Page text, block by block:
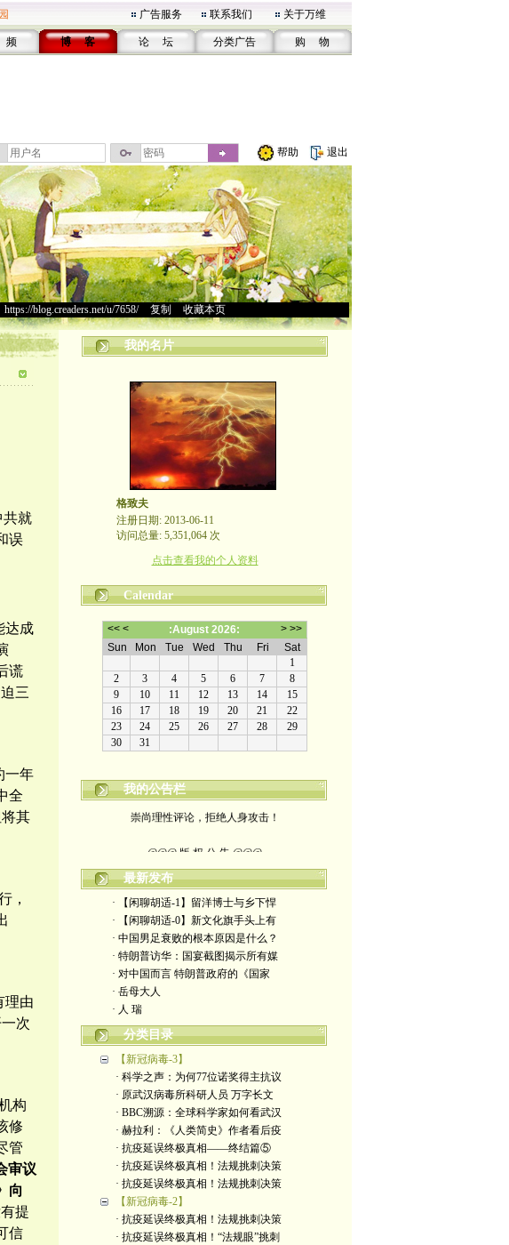
广告服务 联系我们 关于万维
博 客 论 坛 分类广告 购 物
帮助 退出
https://blog.creaders.net/u/7658/> 复制 收藏本页
共就
误
达成
谎
三
一年
全
其
，
理由
次
构
修
管
审议
向
提
信
我的名片
格致夫
注册日期: 2013-06-11
访问总量: 5,351,064 次
点击查看我的个人资料
Calendar
我的公告栏
本博客所发布文章，
除特别注明者外，均为原创。
转载或制作视频，
须注明如下版权信息：
最新发布
· 【闲聊胡适-1】留洋博士与乡下悍
· 【闲聊胡适-0】新文化旗手头上有
· 中国男足衰败的根本原因是什么？
· 特朗普访华：国宴截图揭示所有媒
· 对中国而言 特朗普政府的《国家
· 岳母大人
· 人 瑞
分类目录
【新冠病毒-3】
· 科学之声：为何77位诺奖得主抗议
· 原武汉病毒所科研人员 万字长文
· BBC溯源：全球科学家如何看武汉
· 赫拉利：《人类简史》作者看后疫
· 抗疫延误终极真相——终结篇⑤
· 抗疫延误终极真相！法规挑刺决策
· 抗疫延误终极真相！法规挑刺决策
【新冠病毒-2】
· 抗疫延误终极真相！法规挑刺决策
· 抗疫延误终极真相！“法规眼”挑刺